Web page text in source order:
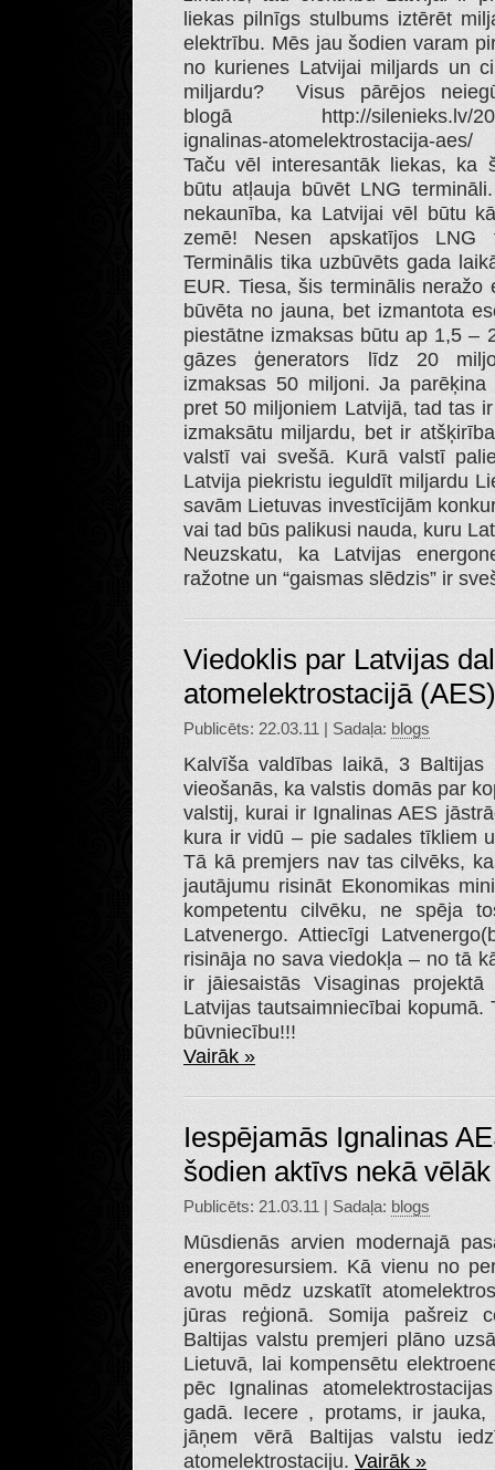
liekas pilnīgs stulbums iztērēt
elektrību. Mēs jau šodien varam
no kurienes Latvijai miljards un
miljardu? Visus pārējos
blogā http://silenieks.lv/2011/
ignalinas-atomelektrostacija-aes/
Taču vēl interesantāk liekas, ka
būtu atļauja būvēt LNG
nekaunība, ka Latvijai vēl būtu
zemē! Nesen apskatījos LNG
Terminālis tika uzbūvēts gada
EUR. Tiesa, šis terminālis
būvēta no jauna, bet izmantota
piestātne izmaksas būtu ap 1,5 –
gāzes ģenerators līdz 20
izmaksas 50 miljoni. Ja
pret 50 miljoniem Latvijā, tad tas
izmaksātu miljardu, bet ir
valstī vai svešā. Kurā valstī
Latvija piekristu ieguldīt miljardu
savām Lietuvas investīcijām
vai tad būs palikusi nauda, kuru
Neuzskatu, ka Latvijas
ražotne un “gaismas slēdzis” ir
Viedoklis par Latvijas
atomelektrostacijā (AES)
Publicēts: 22.03.11 | Sadaļa: blogs
Kalvīša valdības laikā, 3 Baltijas
vieošanās, ka valstis domās par
valstij, kurai ir Ignalinas AES
kura ir vidū – pie sadales tīkliem
Tā kā premjers nav tas cilvēks,
jautājumu risināt Ekonomikas
kompetentu cilvēku, ne spēja
Latvenergo. Attiecīgi
risināja no sava viedokļa – no tā
ir jāiesaistās Visaginas
Latvijas tautsaimniecībai
būvniecību!!!
Vairāk »
Iespējamās Ignalinas
šodien aktīvs nekā
Publicēts: 21.03.11 | Sadaļa: blogs
Mūsdienās arvien modernajā
energoresursiem. Kā vienu no
avotu mēdz uzskatīt
jūras reģionā. Somija pašreiz
Baltijas valstu premjeri plāno
Lietuvā, lai kompensētu
pēc Ignalinas
gadā. Iecere , protams, ir
jāņem vērā Baltijas valstu
atomelektrostaciju. Vairāk »